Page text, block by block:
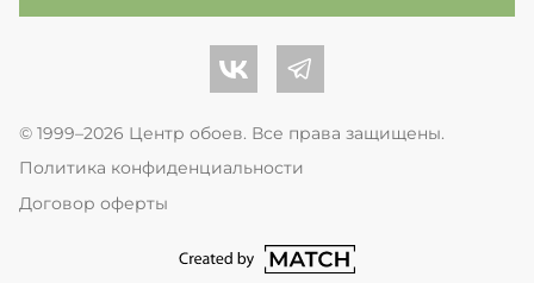
Центр обоев во Вконтакте
Центр обоев в Телеграме
© 1999–2026 Центр обоев. Все права защищены.
Политика конфиденциальности
Договор оферты
перейти на сайт студии Match